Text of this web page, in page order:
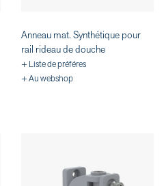
Anneau mat. Synthétique pour
rail rideau de douche
+ Liste de préféres
+ Au webshop